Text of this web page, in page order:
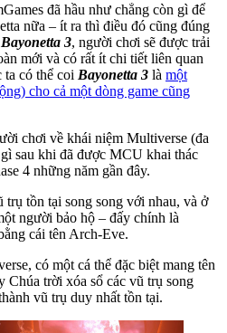
đã hầu như chẳng còn gì để
nữa – ít ra thì điều đó cũng đúng
Bayonetta 3, người chơi sẽ được trải
mới và có rất ít chi tiết liên quan
ta có thể coi Bayonetta 3 là một
cho cả một dòng game cũng
chơi về khái niệm Multiverse (đa
sau khi đã được MCU khai thác
4 những năm gần đây.
tồn tại song song với nhau, và ở
người bảo hộ – đấy chính là
cái tên Arch-Eve.
có một cá thể đặc biệt mang tên
Chúa trời xóa sổ các vũ trụ song
vũ trụ duy nhất tồn tại.